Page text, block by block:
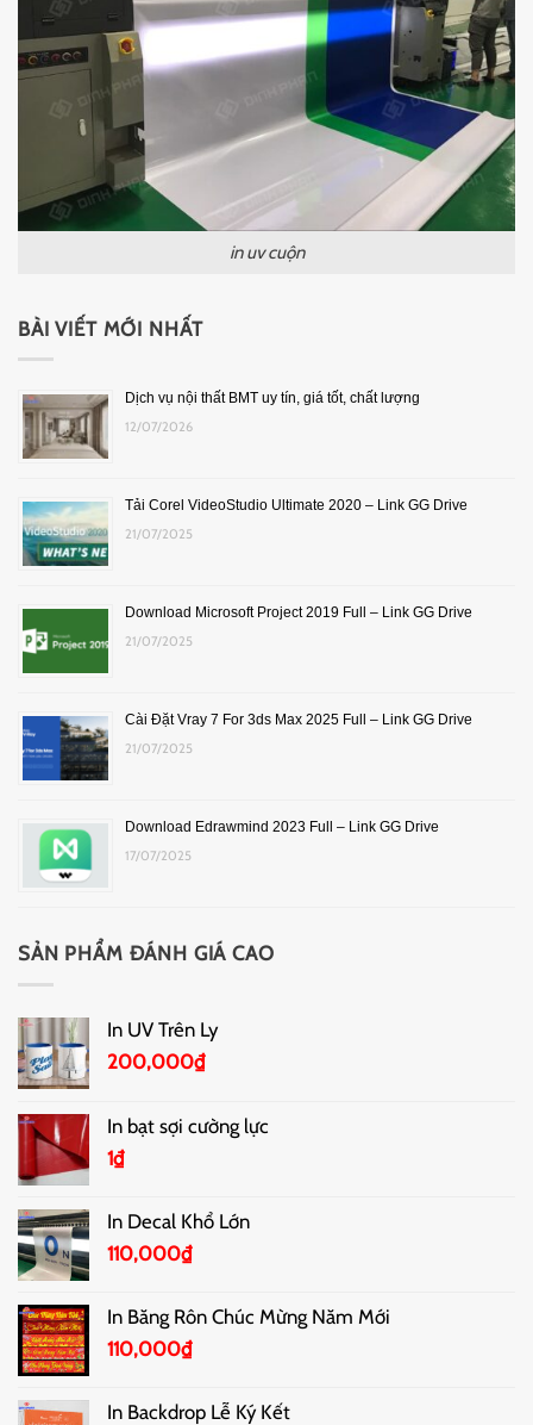
in uv cuộn
BÀI VIẾT MỚI NHẤT
Dịch vụ nội thất BMT uy tín, giá tốt, chất lượng
12/07/2026
Tải Corel VideoStudio Ultimate 2020 – Link GG Drive
21/07/2025
Download Microsoft Project 2019 Full – Link GG Drive
21/07/2025
Cài Đặt Vray 7 For 3ds Max 2025 Full – Link GG Drive
21/07/2025
Download Edrawmind 2023 Full – Link GG Drive
17/07/2025
SẢN PHẨM ĐÁNH GIÁ CAO
In UV Trên Ly
200,000₫
In bạt sợi cường lực
1₫
In Decal Khổ Lớn
110,000₫
In Băng Rôn Chúc Mừng Năm Mới
110,000₫
In Backdrop Lễ Ký Kết